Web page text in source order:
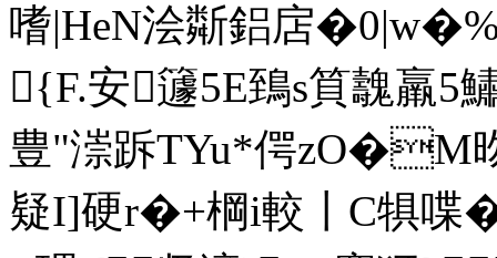
嗜|HeN浍斴鋁扂�0|w�%
{F.安籧5E鵄s筫魗羸5
豊"漴跅TYu*偔zO�M
疑I]硬r�+棡i較〡C犋喋